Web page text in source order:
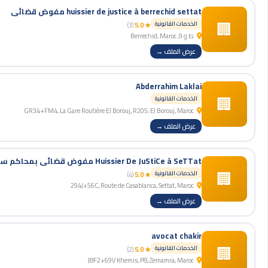
🏢
huissier de justice à berrechid settat مفوض قضائي
الخدمات القانونية ★ 5.0
(3)
عرض الملف →
🏢
Abderrahim Laklai
الخدمات القانونية
عرض الملف →
🏢
Huissier De JuStiCe à SeTTat مفوض قضائي بمحاكم سطات
الخدمات القانونية ★ 5.0
(4)
عرض الملف →
🏢
avocat chakir
الخدمات القانونية ★ 5.0
(2)